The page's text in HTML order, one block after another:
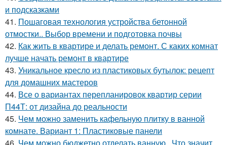
и подсказками
41. Пошаговая технология устройства бетонной
отмостки.. Выбор времени и подготовка почвы
42. Как жить в квартире и делать ремонт. С каких комнат
лучше начать ремонт в квартире
43. Уникальное кресло из пластиковых бутылок: рецепт
для домашних мастеров
44. Все о вариантах перепланировок квартир серии
П44Т: от дизайна до реальности
45. Чем можно заменить кафельную плитку в ванной
комнате. Вариант 1: Пластиковые панели